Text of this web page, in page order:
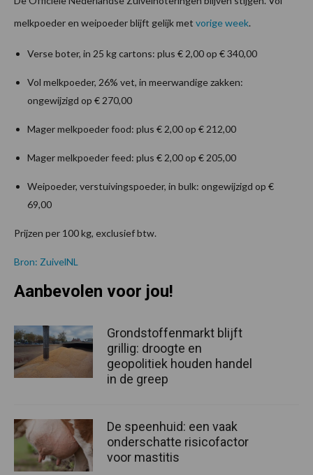
melkpoeder en weipoeder blijft gelijk met vorige week.
Verse boter, in 25 kg cartons: plus € 2,00 op € 340,00
Vol melkpoeder, 26% vet, in meerwandige zakken:
ongewijzigd op € 270,00
Mager melkpoeder food: plus € 2,00 op € 212,00
Mager melkpoeder feed: plus € 2,00 op € 205,00
Weipoeder, verstuivingspoeder, in bulk: ongewijzigd op €
69,00
Prijzen per 100 kg, exclusief btw.
Bron: ZuivelNL
Aanbevolen voor jou!
Grondstoffenmarkt blijft
grillig: droogte en
geopolitiek houden handel
in de greep
De speenhuid: een vaak
onderschatte risicofactor
voor mastitis